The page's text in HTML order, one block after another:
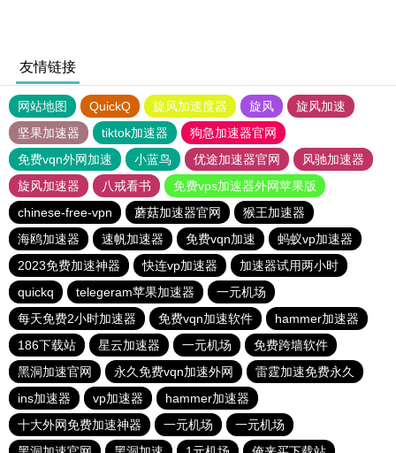
友情链接
网站地图 QuickQ 旋风加速度器 旋风
旋风加速
坚果加速器
tiktok加速器
狗急加速器官网
免费vqn外网加速
小蓝鸟 优途加速器官网
风驰加速器
旋风加速器
八戒看书
免费vps加速器外网苹果版
chinese-free-vpn
蘑菇加速器官网
猴王加速器
海鸥加速器
速帆加速器 免费vqn加速
蚂蚁vp加速器
2023免费加速神器
快连vp加速器
加速器试用两小时
quickq
telegeram苹果加速器
一元机场
每天免费2小时加速器
免费vqn加速软件
hammer加速器
186下载站
星云加速器 一元机场
免费跨墙软件
黑洞加速官网
永久免费vqn加速外网
雷霆加速免费永久
ins加速器
vp加速器
hammer加速器
十大外网免费加速神器
一元机场
一元机场